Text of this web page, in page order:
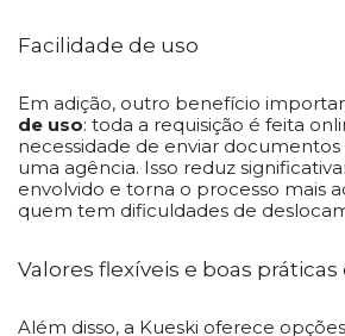
Facilidade de uso
Em adição, outro benefício
de uso: toda a requisição é feita
necessidade de enviar documentos
uma agência. Isso reduz
envolvido e torna o processo mais
quem tem dificuldades de
Valores flexíveis e boas
Além disso, a Kueski oferece